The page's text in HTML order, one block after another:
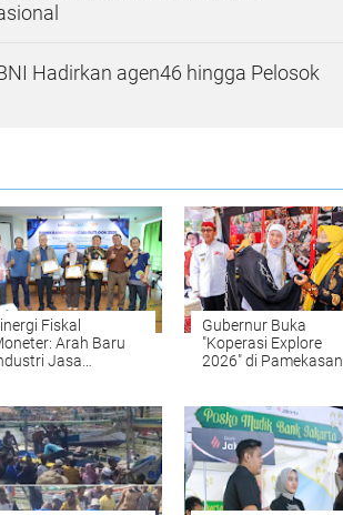
Hadirkan agen46 hingga Pelosok
Fiskal
Arah Baru
Jasa
Gubernur Buka
"Koperasi Explore
2026" di Pamekasan,